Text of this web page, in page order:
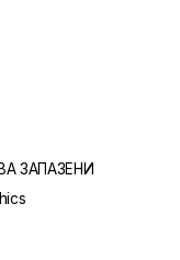
ЗАПАЗЕНИ